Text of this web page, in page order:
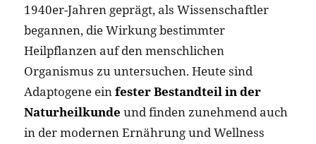
1940er-Jahren geprägt, als Wissenschaftler
begannen, die Wirkung bestimmter
Heilpflanzen auf den menschlichen
Organismus zu untersuchen. Heute sind
Adaptogene einfester Bestandteil in der
Naturheilkunde und finden zunehmend auch
in der modernen Ernährung und Wellness